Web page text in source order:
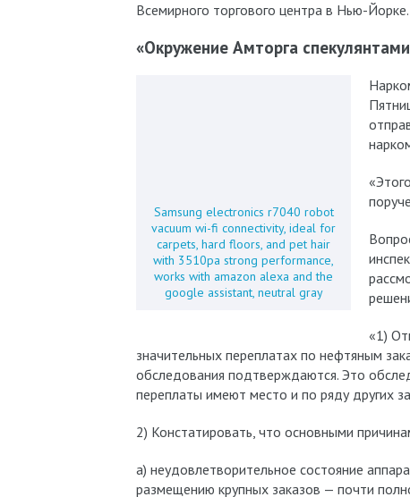
Всемирного торгового центра в Нью-Йорке.
«Окружение Амторга
Samsung electronics r7040 robot
vacuum wi-fi connectivity, ideal for
carpets, hard floors, and pet hair
with 3510pa strong performance,
works with amazon alexa and the
google assistant, neutral gray
«1)
значительных переплатах по нефтяным
обследования подтверждаются. Это
переплаты имеют место и по ряду других
2) Констатировать, что основными
а) неудовлетворительное состояние
размещению крупных заказов — почти